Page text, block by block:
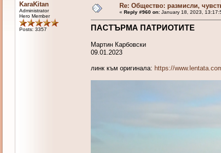
KaraKitan
Administrator
Hero Member
Posts: 3357
Re: Общество: размисли,
« Reply #960 on:January 18, 2023,
ПАСТЪРМА ПАТРИОТИТЕ
Мартин Карбовски
09.01.2023
линк към оригинала: https://